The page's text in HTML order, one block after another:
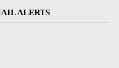
ALERTS